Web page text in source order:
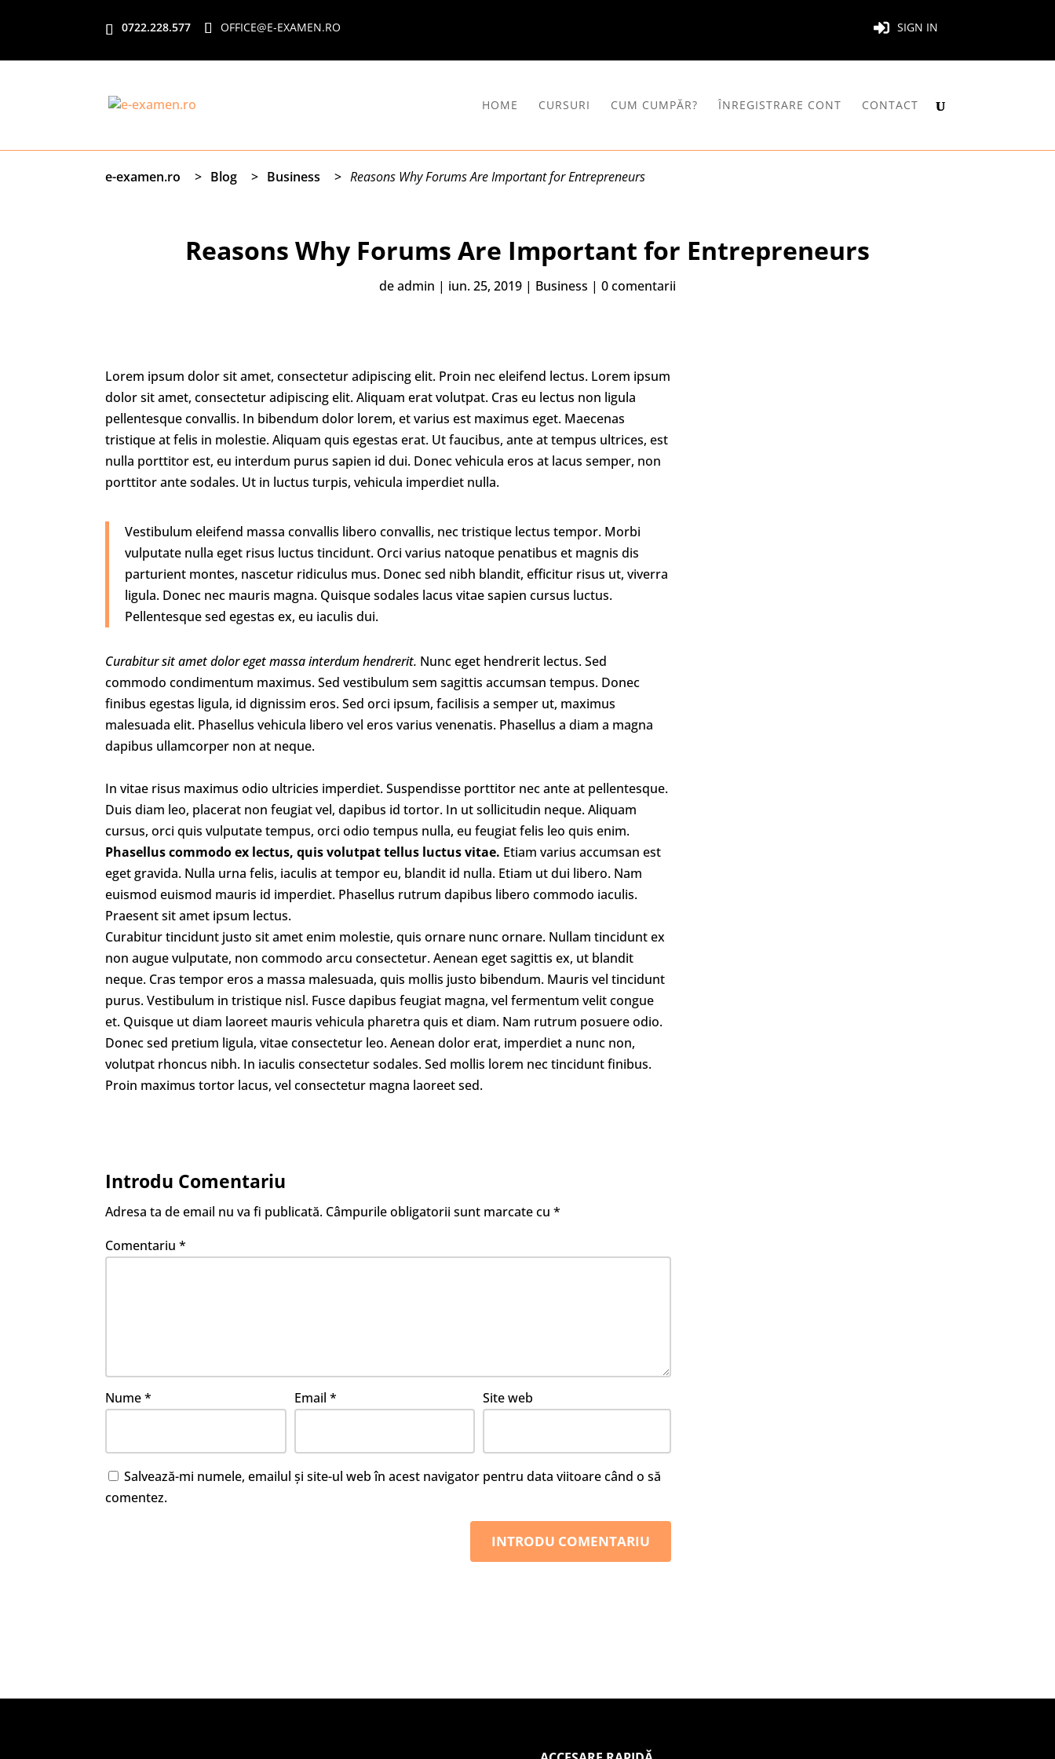
0722.228.577 OFFICE@E-EXAMEN.RO SIGN IN
HOME CURSURI CUM CUMPĂR? ÎNREGISTRARE CONT CONTACT
e-examen.ro > Blog > Business > Reasons Why Forums Are Important for Entrepreneurs
Reasons Why Forums Are Important for Entrepreneurs
deadmin | iun. 25, 2019 | Business | 0 comentarii
Lorem ipsum dolor sit amet, consectetur adipiscing elit. Proin nec eleifend lectus. Lorem ipsum
dolor sit amet, consectetur adipiscing elit. Aliquam erat volutpat. Cras eu lectus non ligula
pellentesque convallis. In bibendum dolor lorem, et varius est maximus eget. Maecenas
tristique at felis in molestie. Aliquam quis egestas erat. Ut faucibus, ante at tempus ultrices, est
nulla porttitor est, eu interdum purus sapien id dui. Donec vehicula eros at lacus semper, non
porttitor ante sodales. Ut in luctus turpis, vehicula imperdiet nulla.
Vestibulum eleifend massa convallis libero convallis, nec tristique lectus tempor. Morbi
vulputate nulla eget risus luctus tincidunt. Orci varius natoque penatibus et magnis dis
parturient montes, nascetur ridiculus mus. Donec sed nibh blandit, efficitur risus ut, viverra
ligula. Donec nec mauris magna. Quisque sodales lacus vitae sapien cursus luctus.
Pellentesque sed egestas ex, eu iaculis dui.
Curabitur sit amet dolor eget massa interdum hendrerit. Nunc eget hendrerit lectus. Sed
commodo condimentum maximus. Sed vestibulum sem sagittis accumsan tempus. Donec
finibus egestas ligula, id dignissim eros. Sed orci ipsum, facilisis a semper ut, maximus
malesuada elit. Phasellus vehicula libero vel eros varius venenatis. Phasellus a diam a magna
dapibus ullamcorper non at neque.
In vitae risus maximus odio ultricies imperdiet. Suspendisse porttitor nec ante at pellentesque.
Duis diam leo, placerat non feugiat vel, dapibus id tortor. In ut sollicitudin neque. Aliquam
cursus, orci quis vulputate tempus, orci odio tempus nulla, eu feugiat felis leo quis enim.
Phasellus commodo ex lectus, quis volutpat tellus luctus vitae. Etiam varius accumsan est
eget gravida. Nulla urna felis, iaculis at tempor eu, blandit id nulla. Etiam ut dui libero. Nam
euismod euismod mauris id imperdiet. Phasellus rutrum dapibus libero commodo iaculis.
Praesent sit amet ipsum lectus.
Curabitur tincidunt justo sit amet enim molestie, quis ornare nunc ornare. Nullam tincidunt ex
non augue vulputate, non commodo arcu consectetur. Aenean eget sagittis ex, ut blandit
neque. Cras tempor eros a massa malesuada, quis mollis justo bibendum. Mauris vel tincidunt
purus. Vestibulum in tristique nisl. Fusce dapibus feugiat magna, vel fermentum velit congue
et. Quisque ut diam laoreet mauris vehicula pharetra quis et diam. Nam rutrum posuere odio.
Donec sed pretium ligula, vitae consectetur leo. Aenean dolor erat, imperdiet a nunc non,
volutpat rhoncus nibh. In iaculis consectetur sodales. Sed mollis lorem nec tincidunt finibus.
Proin maximus tortor lacus, vel consectetur magna laoreet sed.
Introdu Comentariu
Adresa ta de email nu va fi publicată. Câmpurile obligatorii sunt marcate cu*
Comentariu*
Nume* Email * Site web
Salvează-mi numele, emailul și site-ul web în acest navigator pentru data viitoare când o să
comentez.